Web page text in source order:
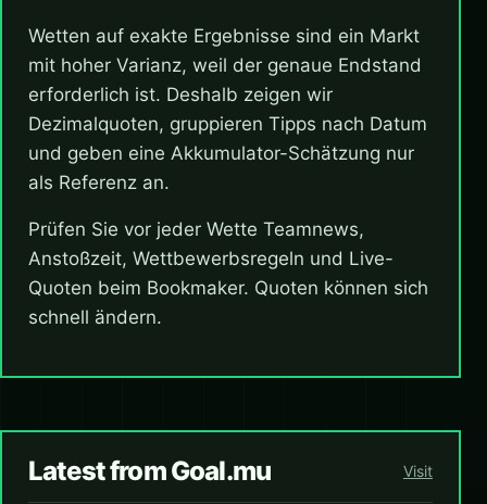
Wetten auf exakte Ergebnisse sind ein Markt
mit hoher Varianz, weil der genaue Endstand
erforderlich ist. Deshalb zeigen wir
Dezimalquoten, gruppieren Tipps nach Datum
und geben eine Akkumulator-Schätzung nur
als Referenz an.
Prüfen Sie vor jeder Wette Teamnews,
Anstoßzeit, Wettbewerbsregeln und Live-
Quoten beim Bookmaker. Quoten können sich
schnell ändern.
Latest from Goal.mu Visit